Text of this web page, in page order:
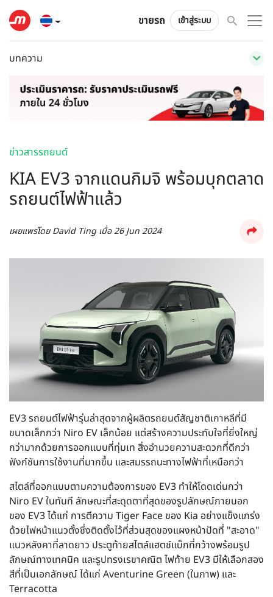
ขายรถ เข้าสู่ระบบ
บทความ
ข่าวสารรถยนต์
KIA EV3 จากแดนกิมจิ พร้อมบุกตลาด
รถยนต์ไฟฟ้าแล้ว
เผยแพร่โดยDavid Ting เมื่อ26 Jun 2024
EV3 รถยนต์ไฟฟ้ารุ่นล่าสุดจากผู้ผลิตรถยนต์สัญชาติเกาหลีที่มี
ขนาดเล็กกว่า Niro EV เล็กน้อย แต่สร้างความประทับใจที่ยิ่งใหญ่
กว่ามากด้วยการออกแบบที่ทุ่มเท สิ่งอำนวยความสะดวกที่ดีกว่า
ฟังก์ชันการใช้งานที่มากขึ้น และสมรรถนะทางไฟฟ้าที่เหนือกว่า
สไตล์ที่ออกแบบตามความต้องการของ EV3 ทำให้โดดเด่นกว่า
Niro EV ในทันที ลักษณะที่สะดุดตาที่สุดของรูปลักษณ์ภายนอก
ของ EV3 ได้แก่ การตีความ Tiger Face ของ Kia อย่างแข็งแกร่ง
ด้วยไฟหน้าแนวตั้งซึ่งติดตั้งไว้ที่ส่วนสุดของแผงหน้าปัดที่ "สะอาด"
แนวหลังคาที่ลาดยาว ประตูท้ายสไตล์แฮตช์แบ็กที่กว้างพร้อมรูป
ลักษณ์ทางเทคนิค และรูปทรงเรขาคณิต ไฟท้าย EV3 มีให้เลือกสอง
สีที่เป็นเอกลักษณ์ ได้แก่ Aventurine Green (ในภาพ) และ
Terracotta